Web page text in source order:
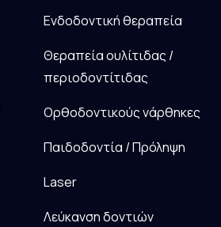
Ενδοδοντική θεραπεία
Θεραπεία ουλίτιδας /
περιοδοντίτιδας
Ορθοδοντικούς νάρθηκες
Παιδοδοντία / Πρόληψη
Laser
Λεύκανση δοντιών